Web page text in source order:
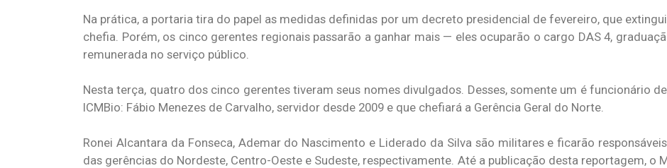
Na prática, a portaria tira do papel as medidas definidas por um decreto presidencial de fevereiro, que
chefia. Porém, os cinco gerentes regionais passarão a ganhar mais — eles ocuparão o cargo DAS 4,
remunerada no serviço público.
Nesta terça, quatro dos cinco gerentes tiveram seus nomes divulgados. Desses, somente um é funcionário
ICMBio: Fábio Menezes de Carvalho, servidor desde 2009 e que chefiará a Gerência Geral do Norte.
Ronei Alcantara da Fonseca, Ademar do Nascimento e Liderado da Silva são militares e ficarão
das gerências do Nordeste, Centro-Oeste e Sudeste, respectivamente. Até a publicação desta reportagem, o